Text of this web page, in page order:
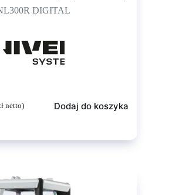
DIGITAL
netto) Dodaj do koszyka